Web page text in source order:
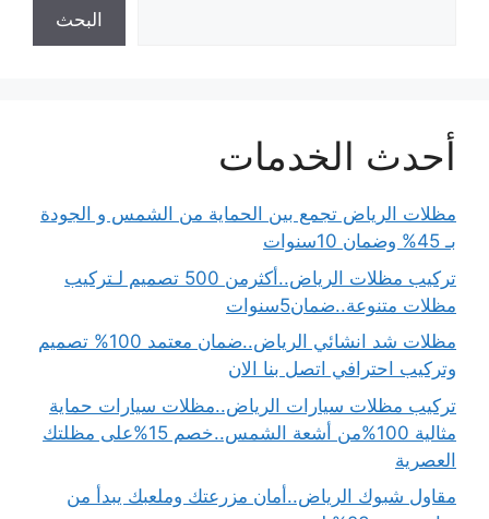
البحث
أحدث الخدمات
مظلات الرياض تجمع بين الحماية من الشمس و الجودة
بـ 45% وضمان 10سنوات
تركيب مظلات الرياض..أكثرمن 500 تصميم لـتركيب
مظلات متنوعة..ضمان5سنوات
مظلات شد انشائي الرياض..ضمان معتمد 100% تصميم
وتركيب احترافي اتصل بنا الان
تركيب مظلات سيارات الرياض..مظلات سيارات حماية
مثالية 100%من أشعة الشمس..خصم 15%على مظلتك
العصرية
مقاول شبوك الرياض..أمان مزرعتك وملعبك يبدأ من